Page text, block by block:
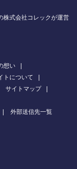
株式会社コレックが運営
想い
トについて
サイトマップ
外部送信先一覧